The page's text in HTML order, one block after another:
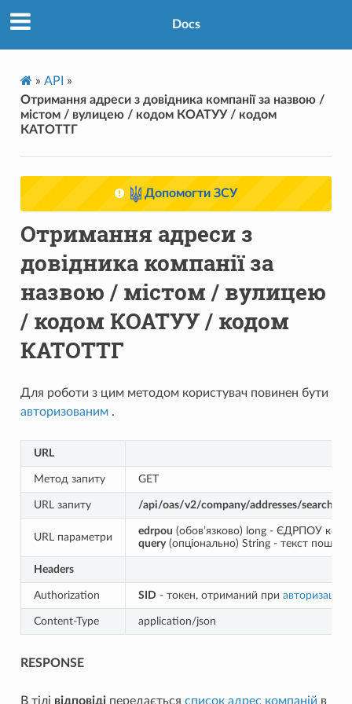
Docs
» API
»
Отримання адреси з довідника компанії за назвою /
містом / вулицею / кодом КОАТУУ / кодом
КАТОТТГ
Допомогти ЗСУ
Отримання адреси з
довідника компанії за
назвою / містом / вулицею
/ кодом КОАТУУ / кодом
КАТОТТГ
Для роботи з цим методом користувач повинен бути
авторизованим.
URL
Метод запиту GET
URL запиту /api/oas/v2/company/addresses/
URL параметри
edrpou (обов’язково) long - ЄДРПОУ
query(опціонально) String - текст
Headers
Authorization SID - токен, отриманий при авторизації
Content-Type application/json
RESPONSE
В тілі відповідіпередається список адрес компаній в